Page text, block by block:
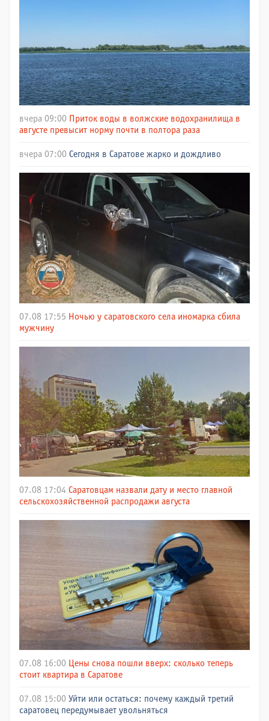
вчера 09:00 Приток воды в волжские водохранилища в
августе превысит норму почти в полтора раза
вчера 07:00 Сегодня в Саратове жарко и дождливо
07.08 17:55 Ночью у саратовского села иномарка сбила
мужчину
07.08 17:04 Саратовцам назвали дату и место главной
сельскохозяйственной распродажи августа
07.08 16:00 Цены снова пошли вверх: сколько теперь
стоит квартира в Саратове
07.08 15:00 Уйти или остаться: почему каждый третий
саратовец передумывает увольняться